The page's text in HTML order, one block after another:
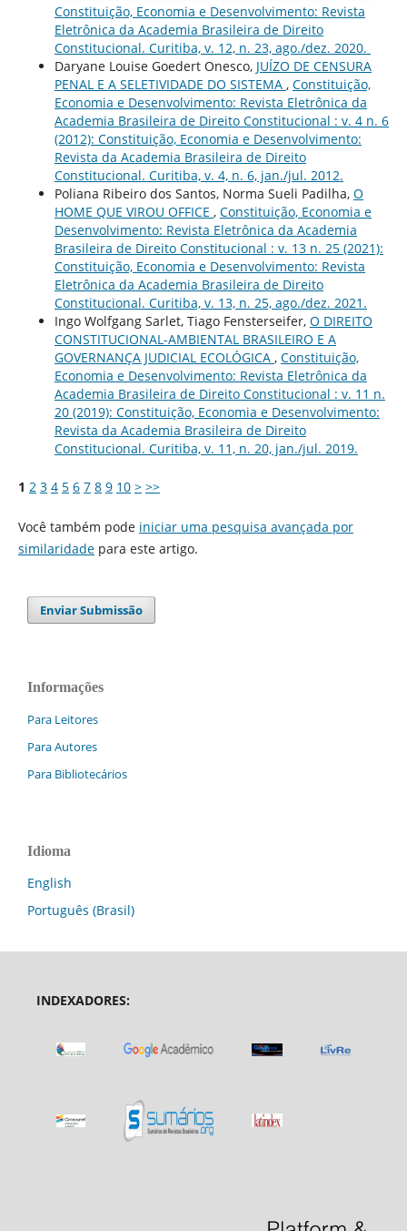
Constituição, Economia e Desenvolvimento: Revista
Eletrônica da Academia Brasileira de Direito
Constitucional. Curitiba, v. 12, n. 23, ago./dez. 2020.
Daryane Louise Goedert Onesco, JUÍZO DE CENSURA
PENAL E A SELETIVIDADE DO SISTEMA , Constituição,
Economia e Desenvolvimento: Revista Eletrônica da
Academia Brasileira de Direito Constitucional : v. 4 n. 6
(2012): Constituição, Economia e Desenvolvimento:
Revista da Academia Brasileira de Direito
Constitucional. Curitiba, v. 4, n. 6, jan./jul. 2012.
Poliana Ribeiro dos Santos, Norma Sueli Padilha, O
HOME QUE VIROU OFFICE , Constituição, Economia e
Desenvolvimento: Revista Eletrônica da Academia
Brasileira de Direito Constitucional : v. 13 n. 25 (2021):
Constituição, Economia e Desenvolvimento: Revista
Eletrônica da Academia Brasileira de Direito
Constitucional. Curitiba, v. 13, n. 25, ago./dez. 2021.
Ingo Wolfgang Sarlet, Tiago Fensterseifer, O DIREITO
CONSTITUCIONAL-AMBIENTAL BRASILEIRO E A
GOVERNANÇA JUDICIAL ECOLÓGICA , Constituição,
Economia e Desenvolvimento: Revista Eletrônica da
Academia Brasileira de Direito Constitucional : v. 11 n.
20 (2019): Constituição, Economia e Desenvolvimento:
Revista da Academia Brasileira de Direito
Constitucional. Curitiba, v. 11, n. 20, jan./jul. 2019.
1 2 3 4 5 6 7 8 9 10 > >>
Você também pode iniciar uma pesquisa avançada por
similaridadepara este artigo.
Enviar Submissão
Informações
Para Leitores
Para Autores
Para Bibliotecários
Idioma
English
Português (Brasil)
INDEXADORES: